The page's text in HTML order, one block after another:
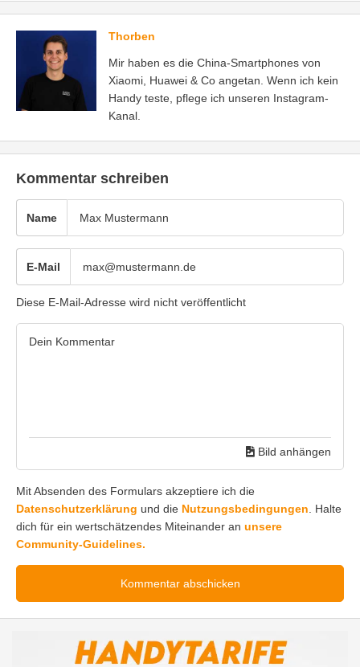
Thorben
Mir haben es die China-Smartphones von
Xiaomi, Huawei & Co angetan. Wenn ich kein
Handy teste, pflege ich unseren Instagram-
Kanal.
Kommentar schreiben
Name
E-Mail
Diese E-Mail-Adresse wird nicht veröffentlicht
Bild anhängen
Mit Absenden des Formulars akzeptiere ich die
Datenschutzerklärung und die Nutzungsbedingungen . Halte
dich für ein wertschätzendes Miteinander an unsere
Community-Guidelines.